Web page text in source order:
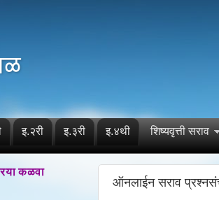
इ.२री इ.३री इ.४थी शिष्यवृत्ती सराव
ऑनलाईन सराव
कळवा